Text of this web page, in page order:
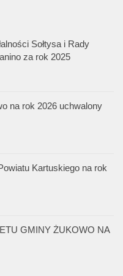
Sołtysa i Rady
za rok 2025
na rok 2026 uchwalony
Kartuskiego na rok
GMINY ŻUKOWO NA